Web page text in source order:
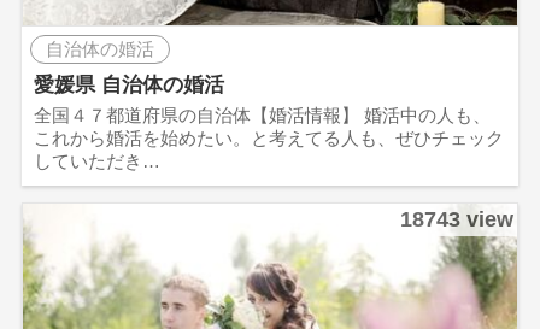
自治体の婚活
愛媛県 自治体の婚活
全国４７都道府県の自治体【婚活情報】 婚活中の人も、
これから婚活を始めたい。と考えてる人も、ぜひチェック
していただき…
18743 view